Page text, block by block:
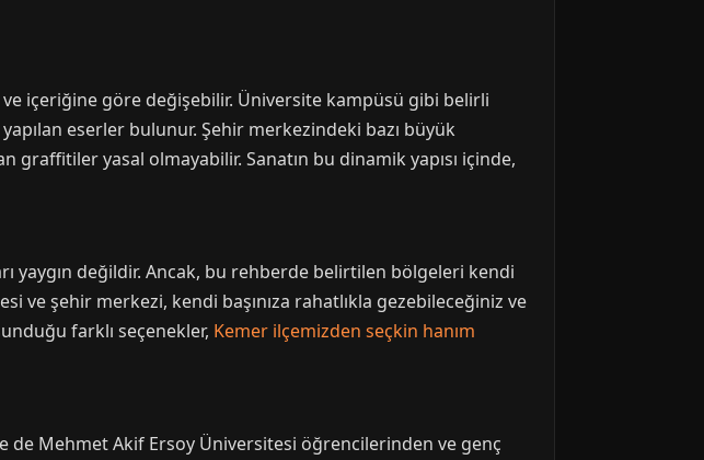
içeriğine göre değişebilir. Üniversite kampüsü gibi belirli
eserler bulunur. Şehir merkezindeki bazı büyük
graffitiler yasal olmayabilir. Sanatın bu dinamik yapısı içinde,
yaygın değildir. Ancak, bu rehberde belirtilen bölgeleri kendi
ve şehir merkezi, kendi başınıza rahatlıkla gezebileceğiniz ve
farklı seçenekler, Kemer ilçemizden seçkin hanım
Mehmet Akif Ersoy Üniversitesi öğrencilerinden ve genç